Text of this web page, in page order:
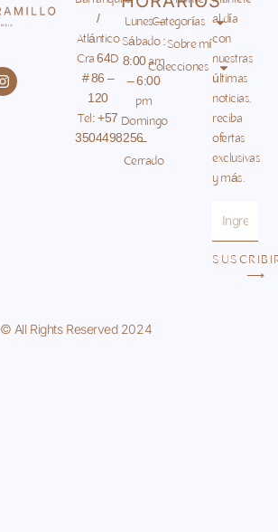
I
n
/
Atlántico
Cra 64D
# 86 –
120
Tel: +57
3504498256
Lunes –
Sábado :
8:00 am
– 6:00
pm
Domingo
–
Cerrado
Categorías
Sobre mí
Colecciones
al día
con
nuestras
últimas
noticias,
reciba
ofertas
exclusivas
y más.
Email
⟶
© All Rights Reserved 2024